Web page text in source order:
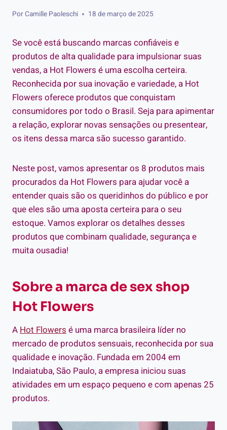
PorCamille Paoleschi 18 de março de 2025
Se você está buscando marcas confiáveis e
produtos de alta qualidade para impulsionar suas
vendas, a Hot Flowers é uma escolha certeira.
Reconhecida por sua inovação e variedade, a Hot
Flowers oferece produtos que conquistam
consumidores por todo o Brasil. Seja para apimentar
a relação, explorar novas sensações ou presentear,
os itens dessa marca são sucesso garantido.
Neste post, vamos apresentar os 8 produtos mais
procurados da Hot Flowers para ajudar você a
entender quais são os queridinhos do público e por
que eles são uma aposta certeira para o seu
estoque. Vamos explorar os detalhes desses
produtos que combinam qualidade, segurança e
muita ousadia!
Sobre a marca de sex shop
Hot Flowers
A Hot Flowers é uma marca brasileira líder no
mercado de produtos sensuais, reconhecida por sua
qualidade e inovação. Fundada em 2004 em
Indaiatuba, São Paulo, a empresa iniciou suas
atividades em um espaço pequeno e com apenas 25
produtos.